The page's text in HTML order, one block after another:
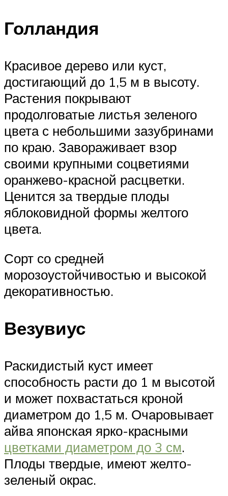
Голландия
Красивое дерево или куст,
достигающий до 1,5 м в высоту.
Растения покрывают
продолговатые листья зеленого
цвета с небольшими зазубринами
по краю. Завораживает взор
своими крупными соцветиями
оранжево-красной расцветки.
Ценится за твердые плоды
яблоковидной формы желтого
цвета.
Сорт со средней
морозоустойчивостью и высокой
декоративностью.
Везувиус
Раскидистый куст имеет
способность расти до 1 м высотой
и может похвастаться кроной
диаметром до 1,5 м. Очаровывает
айва японская ярко-красными
цветками диаметром до 3 см.
Плоды твердые, имеют желто-
зеленый окрас.